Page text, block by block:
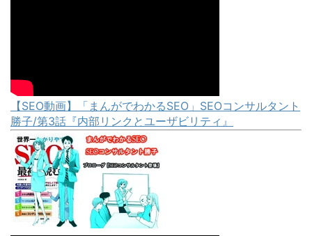
【SEO動画】「まんがでわかるSEO」SEOコンサルタント
勝子/第3話『内部リンクとユーザビリティ』